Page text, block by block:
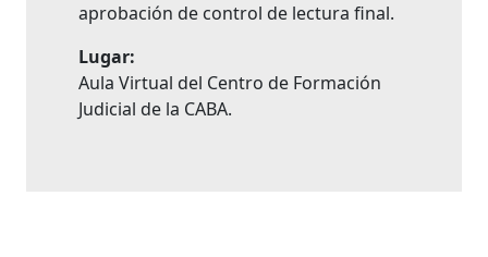
aprobación de control de lectura final.
Lugar:
Aula Virtual del Centro de Formación
Judicial de la CABA.